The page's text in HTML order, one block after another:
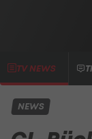
TV NEWS
NEWS